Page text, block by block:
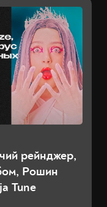
рейнджер,
Рошин
Tune